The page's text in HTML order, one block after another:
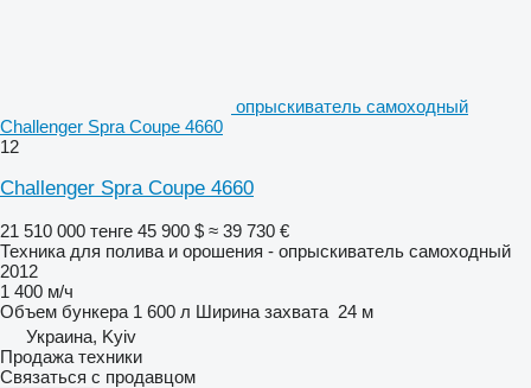
опрыскиватель самоходный
Challenger Spra Coupe 4660
12
Challenger Spra Coupe 4660
21 510 000 тенге 45 900 $ ≈ 39 730 €
Техника для полива и орошения - опрыскиватель самоходный
2012
1 400 м/ч
Объем бункера 1 600 л Ширина захвата 24 м
Украина, Kyiv
Продажа техники
Связаться с продавцом